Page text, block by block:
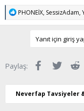
T
p
r
PHONEİX, SessizAdam,
Yanıt için giriş
Paylaş: Facebook
Twitter
Neverfap Tavsiyeler